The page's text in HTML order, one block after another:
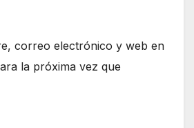
correo electrónico y web en
la próxima vez que